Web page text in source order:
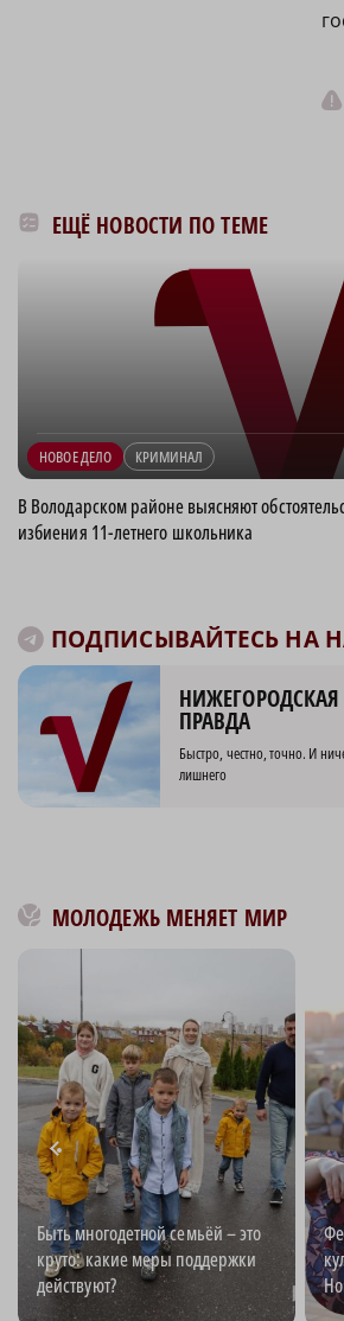
ЕЩЁ НОВОСТИ ПО ТЕМЕ
НОВОЕ ДЕЛО КРИМИНАЛ
В Володарском районе выясняют
избиения 11-летнего школьника
ПОДПИСЫВАЙТЕСЬ НА
НИЖЕГОРОДСКАЯ
ПРАВДА
Быстро, честно, точно. И
лишнего
МОЛОДЕЖЬ МЕНЯЕТ МИР
Быть многодетной семьёй – это
круто: какие меры поддержки
действуют?